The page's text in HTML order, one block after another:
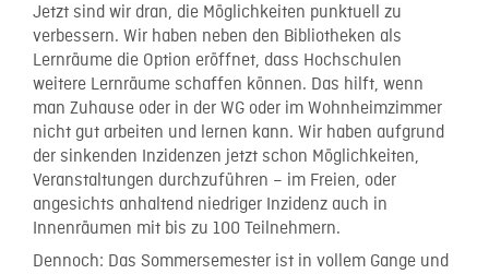
Jetzt sind wir dran, die Möglichkeiten punktuell zu
verbessern. Wir haben neben den Bibliotheken als
Lernräume die Option eröffnet, dass Hochschulen
weitere Lernräume schaffen können. Das hilft, wenn
man Zuhause oder in der WG oder im Wohnheimzimmer
nicht gut arbeiten und lernen kann. Wir haben aufgrund
der sinkenden Inzidenzen jetzt schon Möglichkeiten,
Veranstaltungen durchzuführen – im Freien, oder
angesichts anhaltend niedriger Inzidenz auch in
Innenräumen mit bis zu 100 Teilnehmern.
Dennoch: Das Sommersemester ist in vollem Gange und